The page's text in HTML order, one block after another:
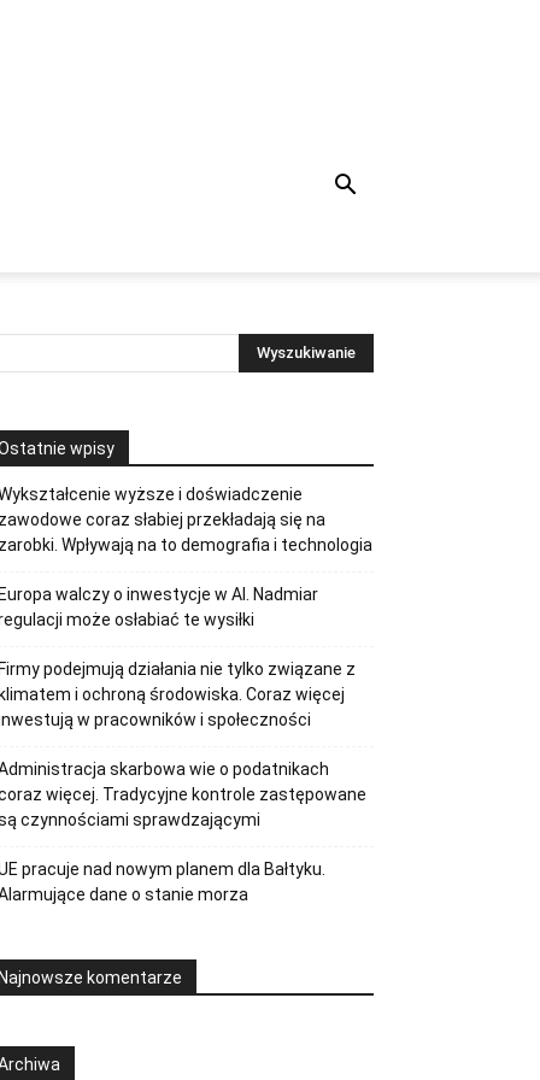
wpisy
wyższe i doświadczenie
coraz słabiej przekładają się na
Wpływają na to demografia i technologia
walczy o inwestycje w AI. Nadmiar
może osłabiać te wysiłki
podejmują działania nie tylko związane z
i ochroną środowiska. Coraz więcej
w pracowników i społeczności
skarbowa wie o podatnikach
więcej. Tradycyjne kontrole zastępowane
czynnościami sprawdzającymi
pracuje nad nowym planem dla Bałtyku.
dane o stanie morza
komentarze